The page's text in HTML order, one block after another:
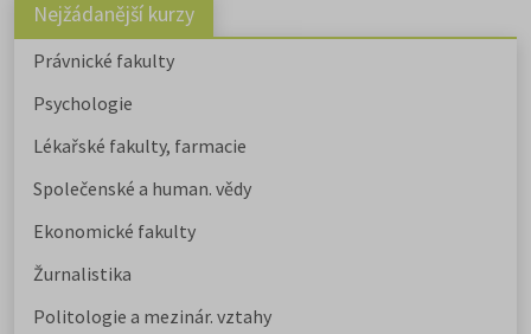
Nejžádanější kurzy
Právnické fakulty
Psychologie
Lékařské fakulty, farmacie
Společenské a human. vědy
Ekonomické fakulty
Žurnalistika
Politologie a mezinár. vztahy